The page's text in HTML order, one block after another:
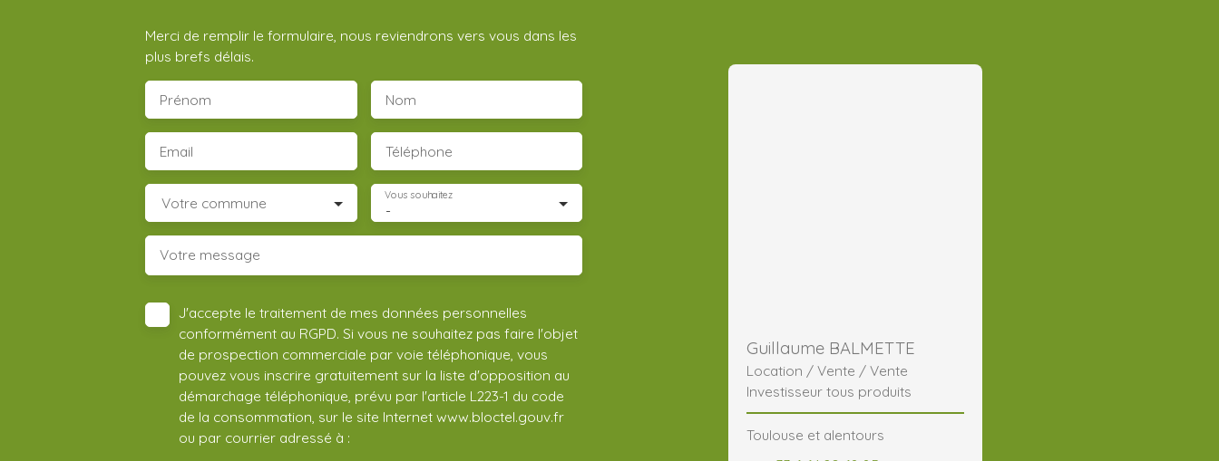
Merci de remplir le formulaire, nous reviendrons vers vous dans les
plus brefs délais.
Prénom Nom
Email Téléphone
Votre commune -
Vous souhaitez
Votre message
J'accepte le traitement de mes données personnelles
conformément au RGPD. Si vous ne souhaitez pas faire l'objet
de prospection commerciale par voie téléphonique, vous
pouvez vous inscrire gratuitement sur la liste d'opposition au
démarchage téléphonique, prévu par l'article L223-1 du code
de la consommation, sur le site Internet www.bloctel.gouv.fr
ou par courrier adressé à :
Guillaume BALMETTE
Location / Vente / Vente
Investisseur tous produits
Toulouse et alentours